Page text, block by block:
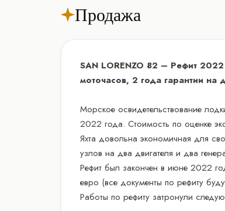
Продажа
SAN LORENZO 82 – Рефит
моточасов, 2 года гарантии на
Морское освидетельствование
2022 года. Стоимость по оценке
Яхта довольна экономичная для
узлов на два двигателя и два
Рефит был закончен в июне 2022
евро (все документы по рефиту
Работы по рефиту затронули